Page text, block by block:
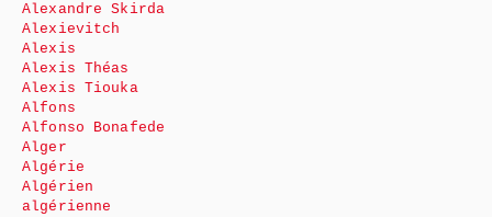
Alexandre Skirda
Alexievitch
Alexis
Alexis Théas
Alexis Tiouka
Alfons
Alfonso Bonafede
Alger
Algérie
Algérien
algérienne